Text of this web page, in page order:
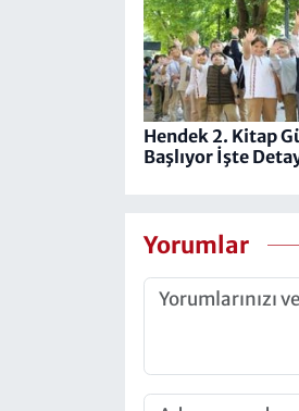
Hendek 2. Kitap
Başlıyor İşte
Yorumlar